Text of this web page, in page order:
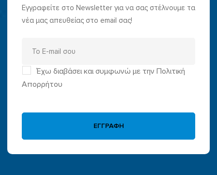
Εγγραφείτε στο Newsletter για να σας στέλνουμε τα
νέα μας απευθείας στο email σας!
Έχω διαβάσει και συμφωνώ με την Πολιτική
Απορρήτου
ΕΓΓΡΑΦΗ